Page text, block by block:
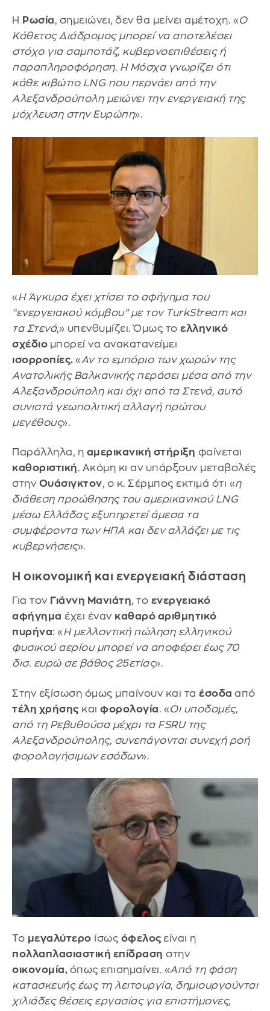
Η Ρωσία, σημειώνει, δεν θα μείνει αμέτοχη. «Ο
Κάθετος Διάδρομος μπορεί να αποτελέσει
στόχο για σαμποτάζ, κυβερνοεπιθέσεις ή
παραπληροφόρηση. Η Μόσχα γνωρίζει ότι
κάθε κιβώτιο LNG που περνάει από την
Αλεξανδρούπολη μειώνει την ενεργειακή της
μόχλευση στην Ευρώπη».
«Η Άγκυρα έχει χτίσει το αφήγημα του
“ενεργειακού κόμβου” με τον TurkStream και
τα Στενά,» υπενθυμίζει. Όμως το ελληνικό
σχέδιο μπορεί να ανακατανείμει
ισορροπίες. «Αν το εμπόριο των χωρών της
Ανατολικής Βαλκανικής περάσει μέσα από την
Αλεξανδρούπολη και όχι από τα Στενά, αυτό
συνιστά γεωπολιτική αλλαγή πρώτου
μεγέθους».
Παράλληλα, η αμερικανική στήριξη φαίνεται
καθοριστική. Ακόμη κι αν υπάρξουν μεταβολές
στην Ουάσιγκτον, ο κ. Σέρμπος εκτιμά ότι «η
διάθεση προώθησης του αμερικανικού LNG
μέσω Ελλάδας εξυπηρετεί άμεσα τα
συμφέροντα των ΗΠΑ και δεν αλλάζει με τις
κυβερνήσεις».
Η οικονομική και ενεργειακή διάσταση
Για τον Γιάννη Μανιάτη, το ενεργειακό
αφήγημα έχει έναν καθαρό αριθμητικό
πυρήνα: «Η μελλοντική πώληση ελληνικού
φυσικού αερίου μπορεί να αποφέρει έως 70
δισ. ευρώ σε βάθος 25ετίας».
Στην εξίσωση όμως μπαίνουν και τα έσοδα από
τέλη χρήσης και φορολογία. «Οι υποδομές,
από τη Ρεβυθούσα μέχρι τα FSRU της
Αλεξανδρούπολης, συνεπάγονται συνεχή ροή
φορολογήσιμων εσόδων».
Το μεγαλύτερο ίσως όφελος είναι η
πολλαπλασιαστική επίδραση στην
οικονομία, όπως επισημαίνει. «Από τη φάση
κατασκευής έως τη λειτουργία, δημιουργούνται
χιλιάδες θέσεις εργασίας για επιστήμονες,